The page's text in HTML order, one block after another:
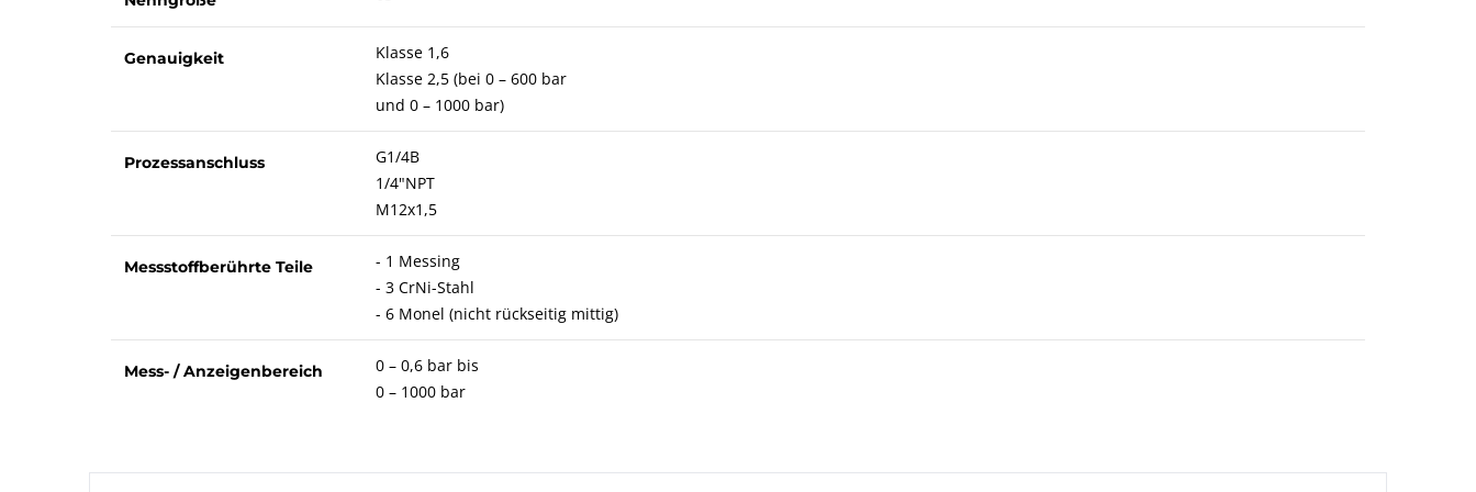
Genauigkeit
Klasse 1,6
Klasse 2,5 (bei 0 – 600 bar
und 0 – 1000 bar)
Prozessanschluss
G1/4B
1/4"NPT
M12x1,5
Messstoffberührte Teile
- 1 Messing
- 3 CrNi-Stahl
- 6 Monel (nicht rückseitig mittig)
Mess- / Anzeigenbereich
0 – 0,6 bar bis
0 – 1000 bar